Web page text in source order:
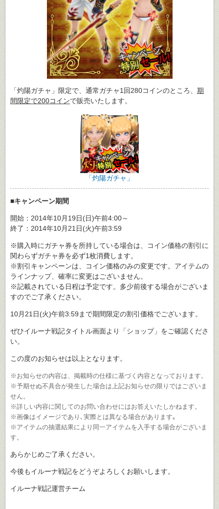
「灼陽ガチャ」限定で、通常ガチャ1回280コインのところ、 期
間限定で200コインで販売いたします。
「灼陽ガチャ」
■キャンペーン期間
開始：2014年10月19日(日)午前4:00～
終了：2014年10月21日(火)午前3:59
※購入時にガチャ券を所持している場合は、コイン価格の割引に
関わらずガチャ券を必ず1枚消費します。
※割引キャンペーンは、コイン価格のみの変更です。アイテムの
ラインナップ、確率に変更はございません。
※記載されている日程は予定です。多少前後する場合がございま
すのでご了承ください。
10月21日(火)午前3:59まで期間限定の割引価格でございます。
ぜひイルーナ戦記タイトル画面より「ショップ」をご確認くださ
い。
この度のお知らせは以上となります。
※お知らせの内容は、掲載時の仕様に基づく内容となっております。
※予期せぬ不具合が発生した場合は上記お知らせの限りではございま
せん。
※詳しい内容に関してのお問い合わせにはお答えいたしかねます。
※画像はイメージであり､実際とは異なる場合があります｡
※アイテムの抽選結果により同一アイテムを入手する場合がございま
す。
あらかじめご了承ください。
今後もイルーナ戦記をどうぞよろしくお願いします。
イルーナ戦記運営チーム